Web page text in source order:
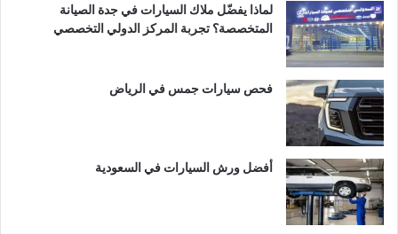
لماذا يفضّل ملاك السيارات في جدة الصيانة
المتخصصة؟ تجربة المركز الدولي التخصصي
فحص سيارات جمس في الرياض
أفضل ورش السيارات في السعودية